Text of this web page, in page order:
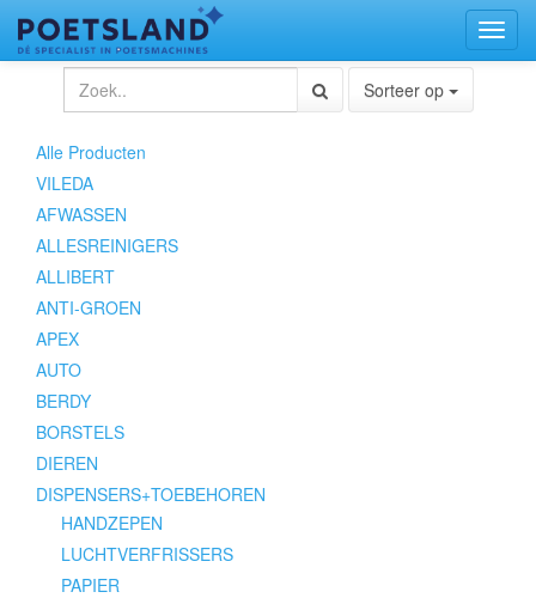
Sorteer op
Alle Producten
VILEDA
AFWASSEN
ALLESREINIGERS
ALLIBERT
ANTI-GROEN
APEX
AUTO
BERDY
BORSTELS
DIEREN
DISPENSERS+TOEBEHOREN
HANDZEPEN
LUCHTVERFRISSERS
PAPIER